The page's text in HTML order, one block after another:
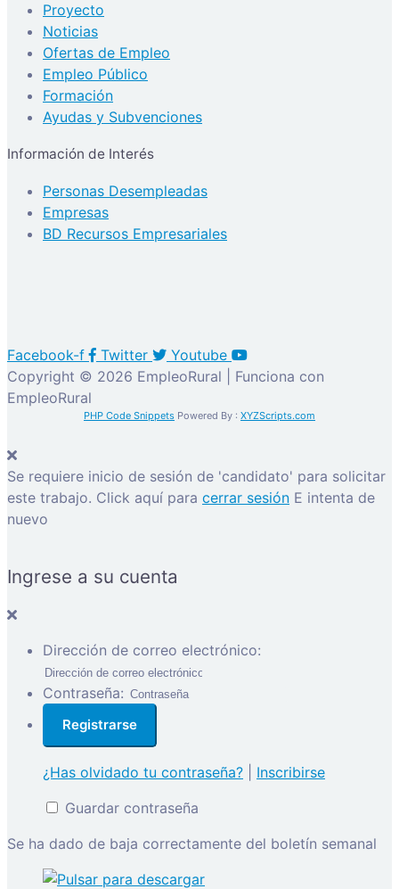
Proyecto
Noticias
Ofertas de Empleo
Empleo Público
Formación
Ayudas y Subvenciones
Información de Interés
Personas Desempleadas
Empresas
BD Recursos Empresariales
Facebook-f Twitter
Youtube
Copyright © 2026 EmpleoRural | Funciona con
EmpleoRural
PHP Code Snippets Powered By : XYZScripts.com
Se requiere inicio de sesión de 'candidato' para solicitar
este trabajo. Click aquí para cerrar sesión E intenta de
nuevo
Ingrese a su cuenta
Dirección de correo electrónico:
Contraseña:
¿Has olvidado tu contraseña?
Inscribirse
Guardar contraseña
Se ha dado de baja correctamente del boletín semanal